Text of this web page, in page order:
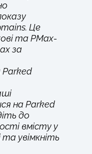
Це
та PMax-
за
на Parked
до
вмісту у
увімкніть